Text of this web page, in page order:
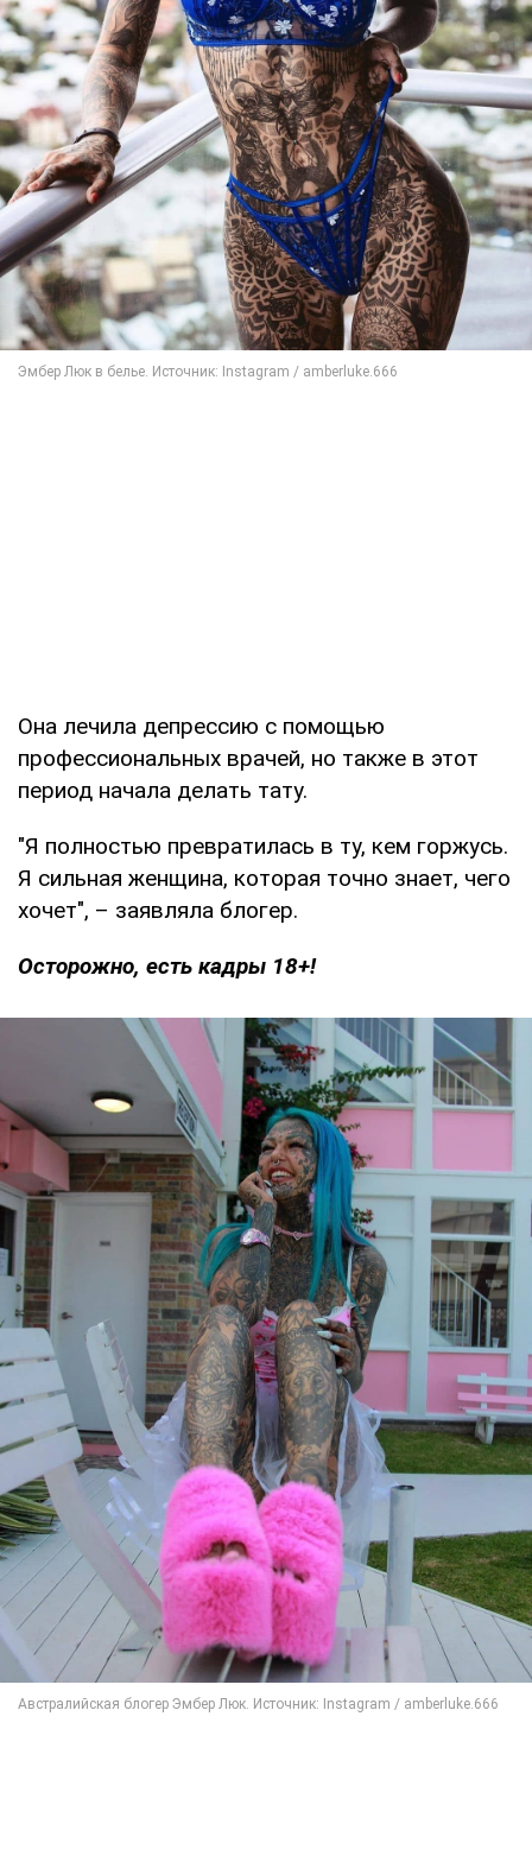
Она лечила депрессию с помощью
профессиональных врачей, но также в этот
период начала делать тату.
"Я полностью превратилась в ту, кем горжусь.
Я сильная женщина, которая точно знает, чего
хочет", – заявляла блогер.
Осторожно, есть кадры 18+!